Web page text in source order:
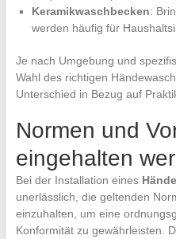
Keramikwaschbecken:
werden häufig für
Je nach Umgebung und
Wahl des richtigen
Unterschied in Bezug auf
Normen und
eingehalten
Bei der Installation eines
unerlässlich, die geltenden
einzuhalten, um eine
Konformität zu gewährleisten.